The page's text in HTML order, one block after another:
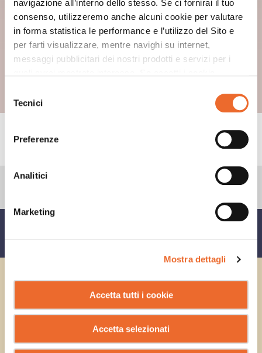
navigazione all’interno dello stesso. Se ci fornirai il tuo
consenso, utilizzeremo anche alcuni cookie per valutare
in forma statistica le performance e l’utilizzo del Sito e
per farti visualizzare, mentre navighi su internet,
messaggi pubblicitari dei nostri prodotti e servizi per i
delTecnici
Preferenze
Analitici
Marketing
Mostra dettagli
Accetta tutti i cookie
Accetta selezionati
CONSIGLI